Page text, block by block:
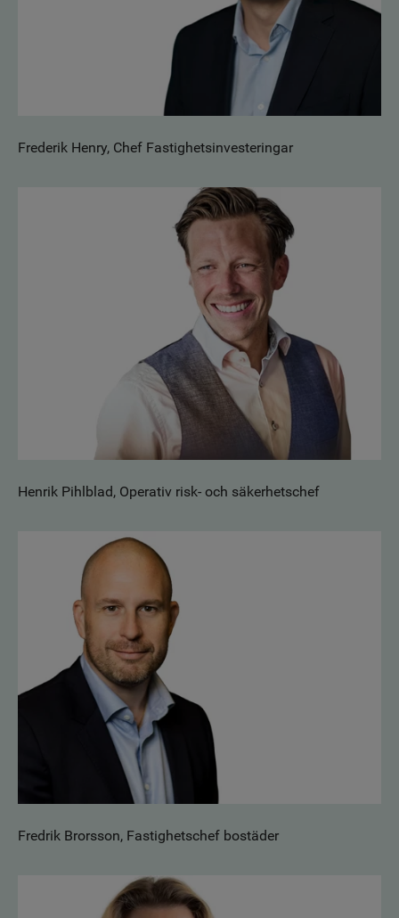
Frederik Henry, Chef Fastighetsinvesteringar
Henrik Pihlblad, Operativ risk- och säkerhetschef
Fredrik Brorsson, Fastighetschef bostäder